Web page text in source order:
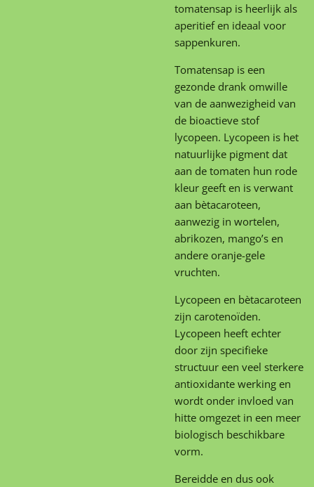
tomatensap is heerlijk als
aperitief en ideaal voor
sappenkuren.
Tomatensap is een
gezonde drank omwille
van de aanwezigheid van
de bioactieve stof
lycopeen. Lycopeen is het
natuurlijke pigment dat
aan de tomaten hun rode
kleur geeft en is verwant
aan bètacaroteen,
aanwezig in wortelen,
abrikozen, mango’s en
andere oranje-gele
vruchten.
Lycopeen en bètacaroteen
zijn carotenoïden.
Lycopeen heeft echter
door zijn specifieke
structuur een veel sterkere
antioxidante werking en
wordt onder invloed van
hitte omgezet in een meer
biologisch beschikbare
vorm.
Bereidde en dus ook